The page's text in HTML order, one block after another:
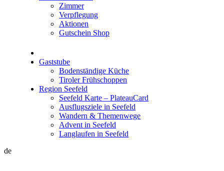
Zimmer
Verpflegung
Aktionen
Gutschein Shop
Gaststube
Bodenständige Küche
Tiroler Frühschoppen
Region Seefeld
Seefeld Karte – PlateauCard
Ausflugsziele in Seefeld
Wandern & Themenwege
Advent in Seefeld
Langlaufen in Seefeld
de